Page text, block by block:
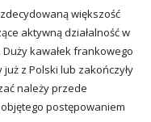
większość
aktywną działalność w
kawałek frankowego
z Polski lub zakończyły
należy przede
postępowaniem